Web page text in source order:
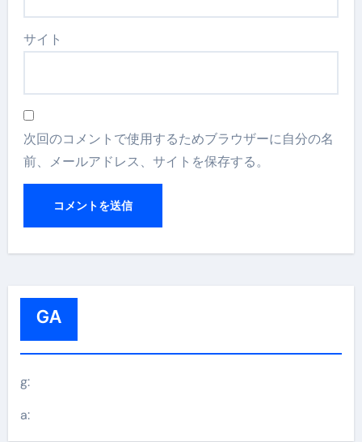
サイト
次回のコメントで使用するためブラウザーに自分の名
前、メールアドレス、サイトを保存する。
GA
g:
a: